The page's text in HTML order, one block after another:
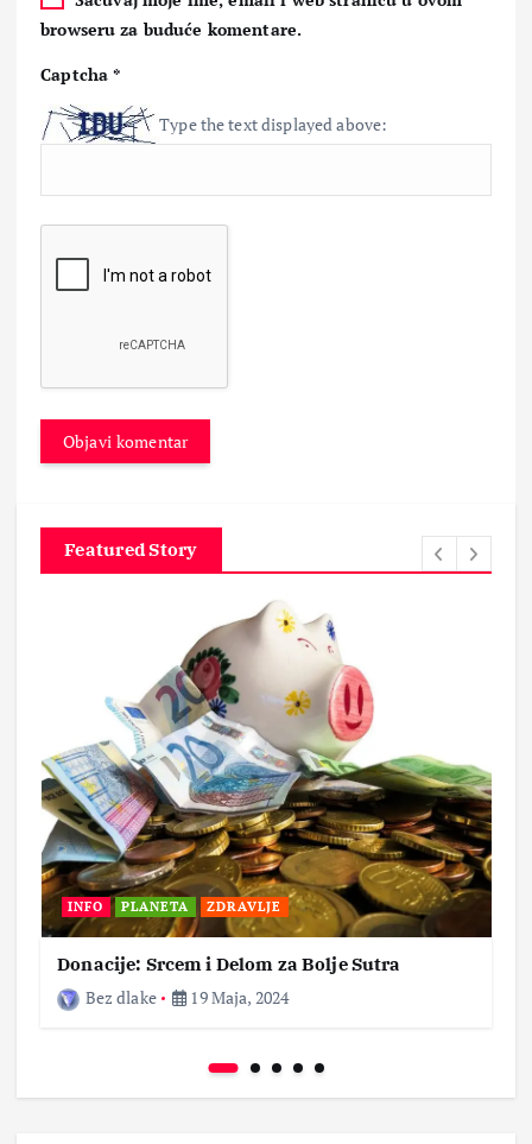
browseru za buduće komentare.
Captcha*
Type the text displayed above:
Featured Story
INFO PLANETA ZDRAVLJE
Donacije: Srcem i Delom za Bolje Sutra
Bez dlake
19 Maja, 2024